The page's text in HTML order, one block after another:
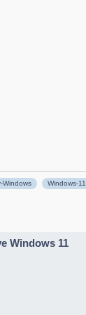
Windows Windows-11
Windows 11